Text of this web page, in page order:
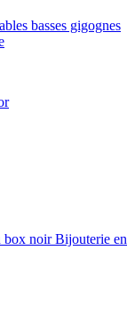
basses gigognes